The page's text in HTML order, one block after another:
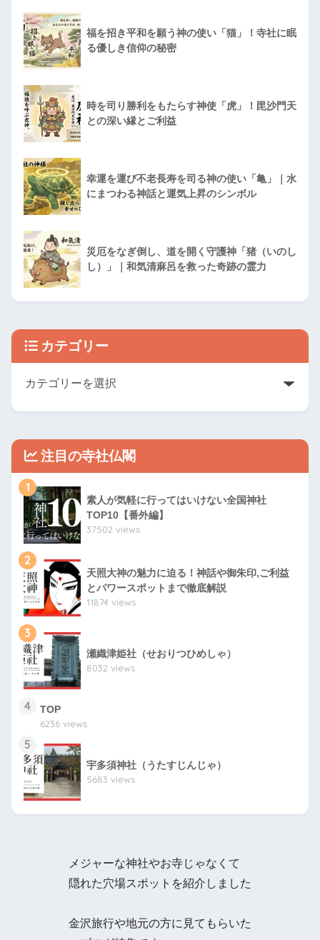
福を招き平和を願う神の使い「猫」！寺社に眠
る優しき信仰の秘密
時を司り勝利をもたらす神使「虎」！毘沙門天
との深い縁とご利益
幸運を運び不老長寿を司る神の使い「亀」｜水
にまつわる神話と運気上昇のシンボル
災厄をなぎ倒し、道を開く守護神「猪（いのし
し）」｜和気清麻呂を救った奇跡の霊力
カテゴリー
注目の寺社仏閣
1
素人が気軽に行ってはいけない全国神社
TOP10【番外編】
37502 views
2
天照大神の魅力に迫る！神話や御朱印,ご利益
とパワースポットまで徹底解説
11874 views
3
瀬織津姫社（せおりつひめしゃ）
8032 views
4
TOP
6236 views
5
宇多須神社（うたすじんじゃ）
5683 views
メジャーな神社やお寺じゃなくて
隠れた穴場スポットを紹介しました
金沢旅行や地元の方に見てもらいた